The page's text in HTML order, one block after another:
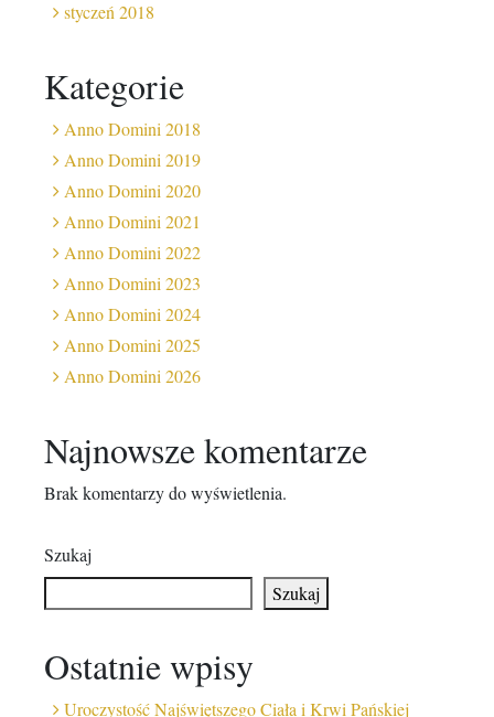
styczeń 2018
Kategorie
Anno Domini 2018
Anno Domini 2019
Anno Domini 2020
Anno Domini 2021
Anno Domini 2022
Anno Domini 2023
Anno Domini 2024
Anno Domini 2025
Anno Domini 2026
Najnowsze komentarze
Brak komentarzy do wyświetlenia.
Szukaj
Szukaj
Ostatnie wpisy
Uroczystość Najświętszego Ciała i Krwi Pańskiej